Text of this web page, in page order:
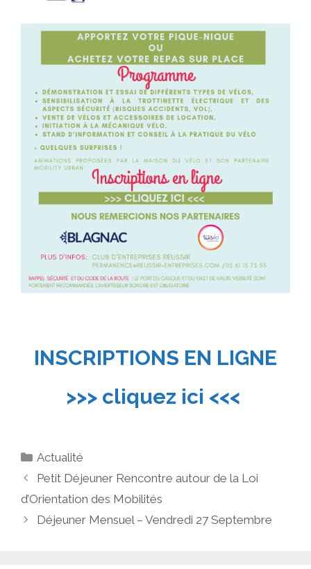
INSCRIPTIONS EN LIGNE
>>> cliquez ici <<<
Catégories
Actualité
Petit Déjeuner Rencontre autour de la Loi
d’Orientation des Mobilités
Déjeuner Mensuel – Vendredi 27 Septembre